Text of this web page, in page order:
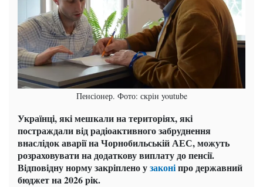
Пенсіонер. Фото: скрін youtube
Українці, які мешкали на територіях, які
постраждали від радіоактивного забруднення
внаслідок аварії на Чорнобильській АЕС, можуть
розраховувати на додаткову виплату до пенсії.
Відповідну норму закріплено узаконіпро державний
бюджет на 2026 рік.